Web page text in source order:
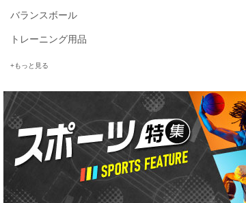
バランスボール
トレーニング用品
もっと見る